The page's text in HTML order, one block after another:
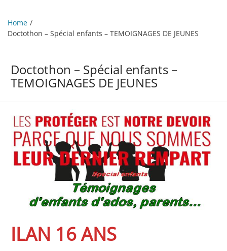
Home
Doctothon – Spécial enfants – TEMOIGNAGES DE JEUNES
Doctothon – Spécial enfants –
TEMOIGNAGES DE JEUNES
ILAN 16 ANS